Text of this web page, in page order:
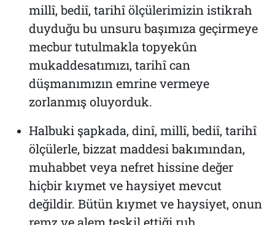
millî, bediî, tarihî ölçülerimizin istikrah
duyduğu bu unsuru başımıza geçirmeye
mecbur tutulmakla topyekûn
mukaddesatımızı, tarihî can
düşmanımızın emrine vermeye
zorlanmış oluyorduk.
Halbuki şapkada, dinî, millî, bediî, tarihî
ölçülerle, bizzat maddesi bakımından,
muhabbet veya nefret hissine değer
hiçbir kıymet ve haysiyet mevcut
değildir. Bütün kıymet ve haysiyet, onun
remz ve alem teşkil ettiği ruh